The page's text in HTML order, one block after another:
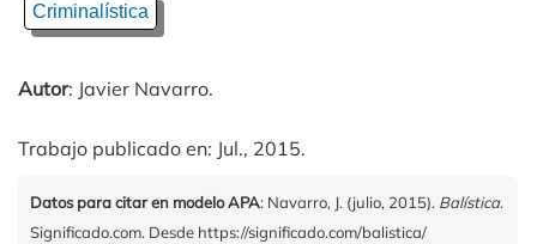
Criminalística
Autor: Javier Navarro.
Trabajo publicado en: Jul., 2015.
Datos para citar en modelo APA: Navarro, J. (julio, 2015). Balística.
Significado.com. Desde https://significado.com/balistica/